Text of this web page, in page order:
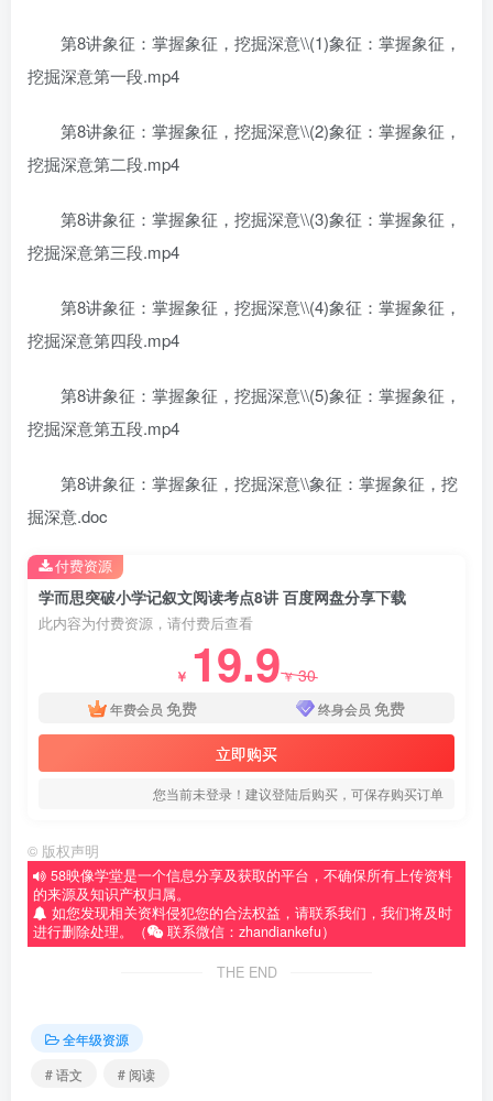
第8讲象征：掌握象征，挖掘深意\\(1)象征：掌握象征，
挖掘深意第一段.mp4
第8讲象征：掌握象征，挖掘深意\\(2)象征：掌握象征，
挖掘深意第二段.mp4
第8讲象征：掌握象征，挖掘深意\\(3)象征：掌握象征，
挖掘深意第三段.mp4
第8讲象征：掌握象征，挖掘深意\\(4)象征：掌握象征，
挖掘深意第四段.mp4
第8讲象征：掌握象征，挖掘深意\\(5)象征：掌握象征，
挖掘深意第五段.mp4
第8讲象征：掌握象征，挖掘深意\\象征：掌握象征，挖
掘深意.doc
学而思突破小学记叙文阅读考点8讲 百度网盘分享下载
此内容为付费资源，请付费后查看
￥ 19.9￥30
年费会员 免费 终身会员 免费
立即购买
您当前未登录！建议登陆后购买，可保存购买订单
付费资源
© 版权声明
58映像学堂是一个信息分享及获取的平台，不确保所有上传资料
的来源及知识产权归属。
如您发现相关资料侵犯您的合法权益，请联系我们，我们将及时
进行删除处理。（
联系微信：zhandiankefu）
THE END
全年级资源
# 语文
# 阅读